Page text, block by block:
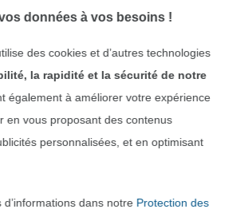
de commande
plus d’idées
données à vos besoins !
des cookies et d’autres technologies
la rapidité et la sécurité de notre
également à améliorer votre expérience
en vous proposant des contenus
personnalisées, et en optimisant
dans notre Protection des